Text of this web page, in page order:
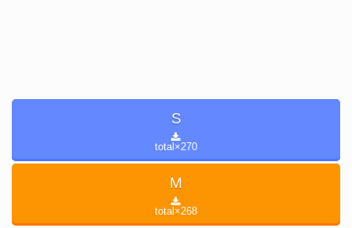
S
total×270
M
total×268